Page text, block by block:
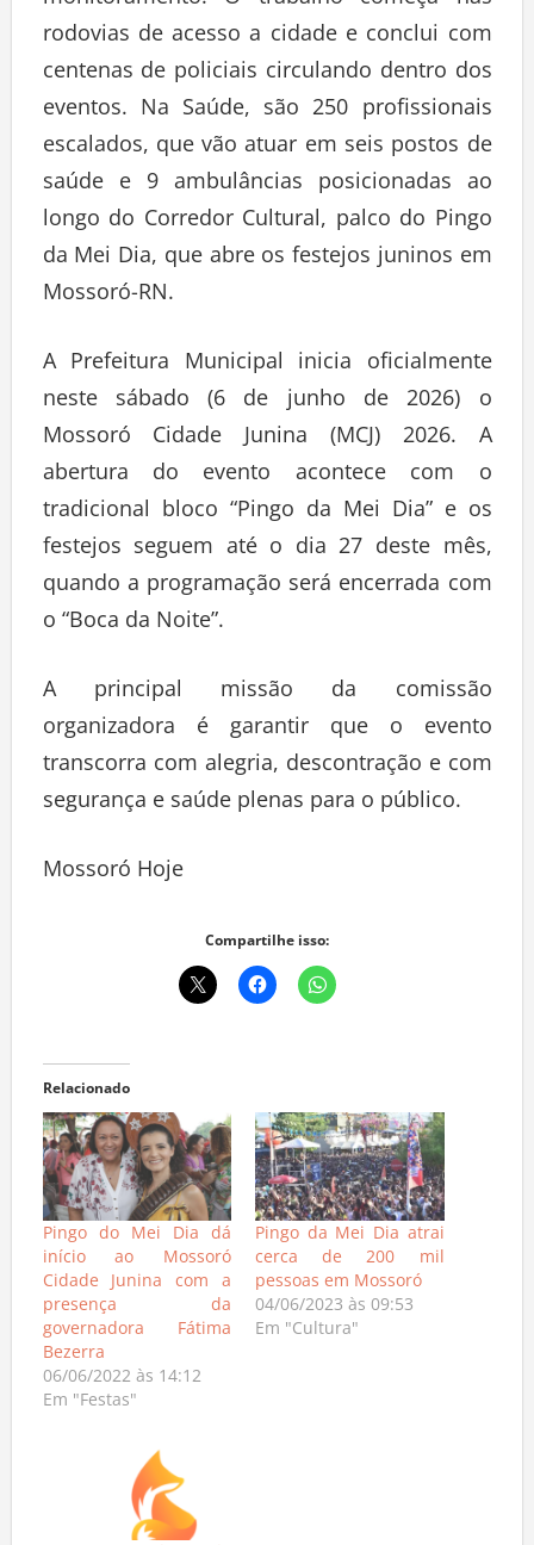
rodovias de acesso a cidade e conclui com
centenas de policiais circulando dentro dos
eventos. Na Saúde, são 250 profissionais
escalados, que vão atuar em seis postos de
saúde e 9 ambulâncias posicionadas ao
longo do Corredor Cultural, palco do Pingo
da Mei Dia, que abre os festejos juninos em
Mossoró-RN.
A Prefeitura Municipal inicia oficialmente
neste sábado (6 de junho de 2026) o
Mossoró Cidade Junina (MCJ) 2026. A
abertura do evento acontece com o
tradicional bloco “Pingo da Mei Dia” e os
festejos seguem até o dia 27 deste mês,
quando a programação será encerrada com
o “Boca da Noite”.
A principal missão da comissão
organizadora é garantir que o evento
transcorra com alegria, descontração e com
segurança e saúde plenas para o público.
Mossoró Hoje
Compartilhe isso:
Relacionado
Pingo do Mei Dia dá
início ao Mossoró
Cidade Junina com a
presença da
governadora Fátima
Bezerra
06/06/2022 às 14:12
Em "Festas"
Pingo da Mei Dia atrai
cerca de 200 mil
pessoas em Mossoró
04/06/2023 às 09:53
Em "Cultura"